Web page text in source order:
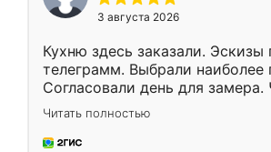
3 августа 2026
Кухню здесь заказали. Эскизы
телеграмм. Выбрали
Согласовали день для замера.
недели кухня была уже готова.
довольны работой. Спасибо
мебель за качественную работу!
Читать полностью